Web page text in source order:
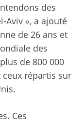
des
Aviv », a ajouté
de 26 ans et
des
de 800 000
répartis sur
Ces